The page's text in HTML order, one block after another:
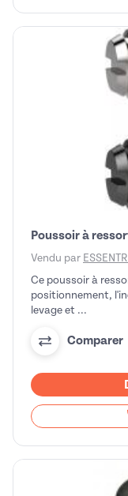
Poussoir à
Vendu par
Ce poussoir à
positionnement,
levage et ...
Comparer